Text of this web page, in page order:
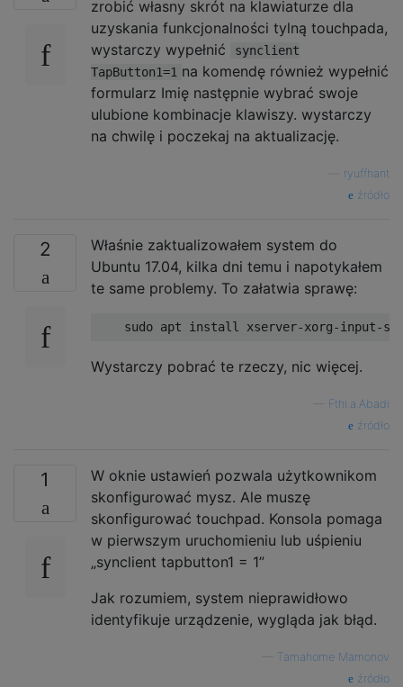
zrobić własny skrót na klawiaturze dla
uzyskania funkcjonalności tylną touchpada,
wystarczy wypełnić
synclient
TapButton1=1 na komendę również wypełnić
formularz Imię następnie wybrać swoje
ulubione kombinacje klawiszy. wystarczy
na chwilę i poczekaj na aktualizację.
ryuffhant
źródło
2
Właśnie zaktualizowałem system do
Ubuntu 17.04, kilka dni temu i napotykałem
te same problemy. To załatwia sprawę:
Wystarczy pobrać te rzeczy, nic więcej.
Fthi.a.Abadi
źródło
1
W oknie ustawień pozwala użytkownikom
skonfigurować mysz. Ale muszę
skonfigurować touchpad. Konsola pomaga
w pierwszym uruchomieniu lub uśpieniu
„synclient tapbutton1 = 1”
Jak rozumiem, system nieprawidłowo
identyfikuje urządzenie, wygląda jak błąd.
Tamahome Mamonov
źródło